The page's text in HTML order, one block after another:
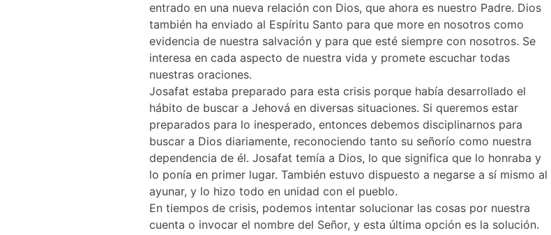
entrado en una nueva relación con Dios, que ahora es nuestro Padre. Dios
también ha enviado al Espíritu Santo para que more en nosotros como
evidencia de nuestra salvación y para que esté siempre con nosotros. Se
interesa en cada aspecto de nuestra vida y promete escuchar todas
nuestras oraciones.
Josafat estaba preparado para esta crisis porque había desarrollado el
hábito de buscar a Jehová en diversas situaciones. Si queremos estar
preparados para lo inesperado, entonces debemos disciplinarnos para
buscar a Dios diariamente, reconociendo tanto su señorío como nuestra
dependencia de él. Josafat temía a Dios, lo que significa que lo honraba y
lo ponía en primer lugar. También estuvo dispuesto a negarse a sí mismo al
ayunar, y lo hizo todo en unidad con el pueblo.
En tiempos de crisis, podemos intentar solucionar las cosas por nuestra
cuenta o invocar el nombre del Señor, y esta última opción es la solución.